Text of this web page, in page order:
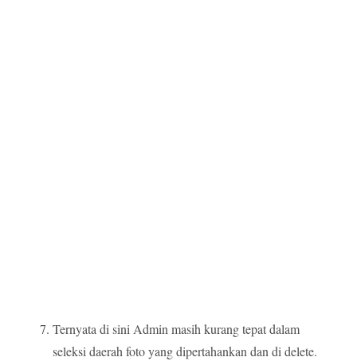
Ternyata di sini Admin masih kurang tepat dalam
seleksi daerah foto yang dipertahankan dan di delete.